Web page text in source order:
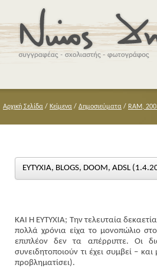
Αρχική Σελίδα / Κείμενα / Δημοσιεύματα / RAM,
ΕΥΤΥΧΙΑ, BLOGS, DOOM, ADSL
ΚΑΙ Η ΕΥΤΥΧΙΑ; Την τελευταία
πολλά χρόνια είχα το μονοπώλιο
επιπλέον δεν τα απέρριπτε. Οι
συνειδητοποιούν τι έχει συμβεί –
προβληματίσει).